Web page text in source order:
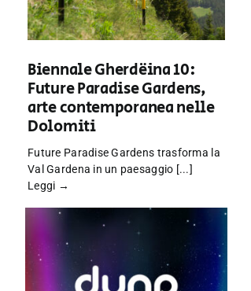
Biennale Gherdëina 10:
Future Paradise Gardens,
arte contemporanea nelle
Dolomiti
Future Paradise Gardens trasforma la
Val Gardena in un paesaggio [...]
Leggi →